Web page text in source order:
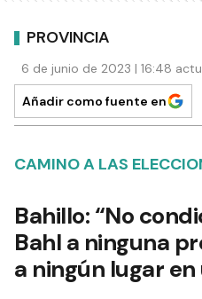
PROVINCIA
6 de junio de 2023 | 16:48
Añadir como fuente en
CAMINO A LAS
Bahillo: “No
Bahl a ninguna
a ningún lugar en